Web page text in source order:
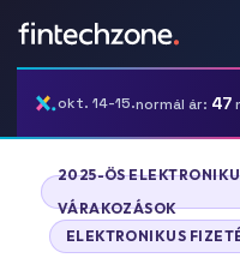
okt. 14-15.normál ár: 47
2025-ÖS
VÁRAKOZÁSOK
ELEKTRONIKUS